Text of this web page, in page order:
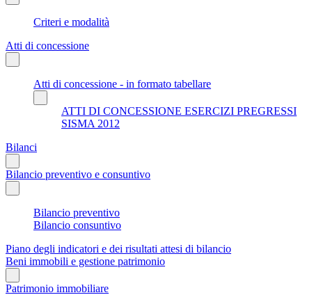
Criteri e modalità
Atti di concessione
Atti di concessione - in formato tabellare
ATTI DI CONCESSIONE ESERCIZI PREGRESSI
SISMA 2012
Bilanci
Bilancio preventivo e consuntivo
Bilancio preventivo
Bilancio consuntivo
Piano degli indicatori e dei risultati attesi di bilancio
Beni immobili e gestione patrimonio
Patrimonio immobiliare